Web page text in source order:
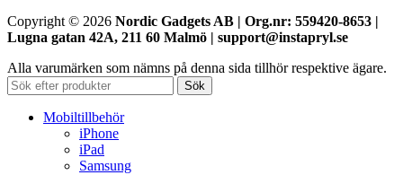
Copyright © 2026 Nordic Gadgets AB | Org.nr: 559420-8653 |
Lugna gatan 42A, 211 60 Malmö | support@instapryl.se
Alla varumärken som nämns på denna sida tillhör respektive ägare.
Sök
Mobiltillbehör
iPhone
iPad
Samsung